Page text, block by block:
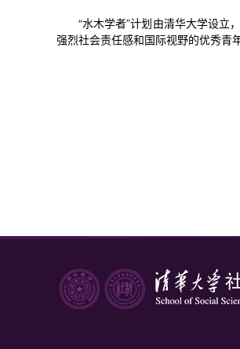
“水木学者”计划由清华大学设立
强烈社会责任感和国际视野的优秀青